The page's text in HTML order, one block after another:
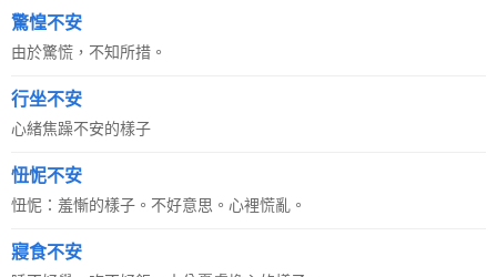
驚惶不安
由於驚慌，不知所措。
行坐不安
心緒焦躁不安的樣子
忸怩不安
忸怩：羞慚的樣子。不好意思。心裡慌亂。
寢食不安